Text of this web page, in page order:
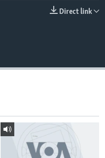
Direct link